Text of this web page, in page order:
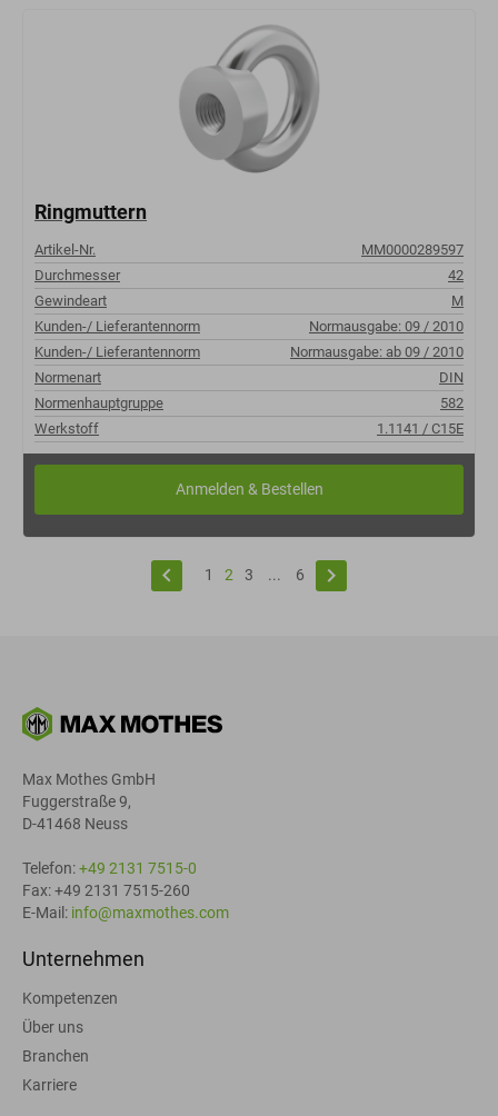
Ringmuttern
Artikel-Nr.
MM0000289597
Durchmesser
42
Gewindeart
M
Kunden-/ Lieferantennorm
Normausgabe: 09 / 2010
Kunden-/ Lieferantennorm
Normausgabe: ab 09 / 2010
Normenart
DIN
Normenhauptgruppe
582
Werkstoff
1.1141 / C15E
keyboard_arrow_left 1 2 3 ... 6 keyboard_arrow_right
Max Mothes GmbH
Fuggerstraße 9,
D-41468 Neuss
Telefon:+49 2131 7515-0
Fax: +49 2131 7515-260
E-Mail: info@maxmothes.com
Unternehmen
Kompetenzen
Über uns
Branchen
Karriere